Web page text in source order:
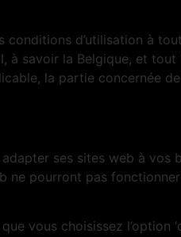
conditions d’utilisation à
à savoir la Belgique, et
la partie concernée
ses sites web à
pourront pas
vous choisissez l’option